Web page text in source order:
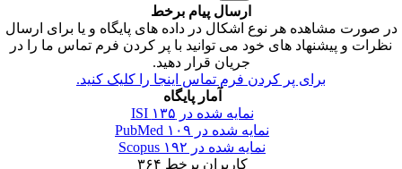
ارسال پیام برخط
صورت مشاهده هر نوع اشکال در داده های پایگاه و یا برای ارسال
نظرات و پیشنهاد های خود می توانید با پر کردن فرم تماس ما را در
جریان قرار دهید.
برای پر کردن فرم تماس اینجا را کلیک کنید.
آمار پایگاه
نمایه شده در ISI۱۳۵
نمایه شده در PubMed۱۰۹
نمایه شده در Scopus۱۹۲
کاربران برخط۳۶۴